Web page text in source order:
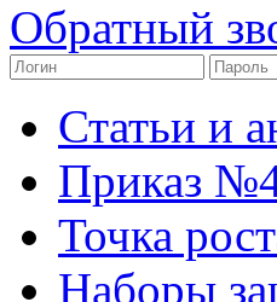
Обратный
Статьи и
Приказ
Точка
Наборы